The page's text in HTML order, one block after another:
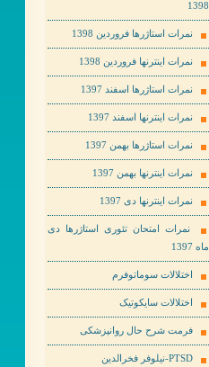
1398
نمرات استاژرها فروردین 1398
نمرات اینترنها فروردین 1398
نمرات استاژرها اسفند 1397
نمرات اینترنها اسفند 1397
نمرات استاژرها بهمن 1397
نمرات اینترنها بهمن 1397
نمرات اینترنها دی 1397
نمرات امتحان تئوری استاژرها دی
ماه 1397
اختلالات سوماتوفرم
اختلالات سایکوتیک
فرمت شرح حال روانپزشکی
PTSD-نیلوفر فخرالدین